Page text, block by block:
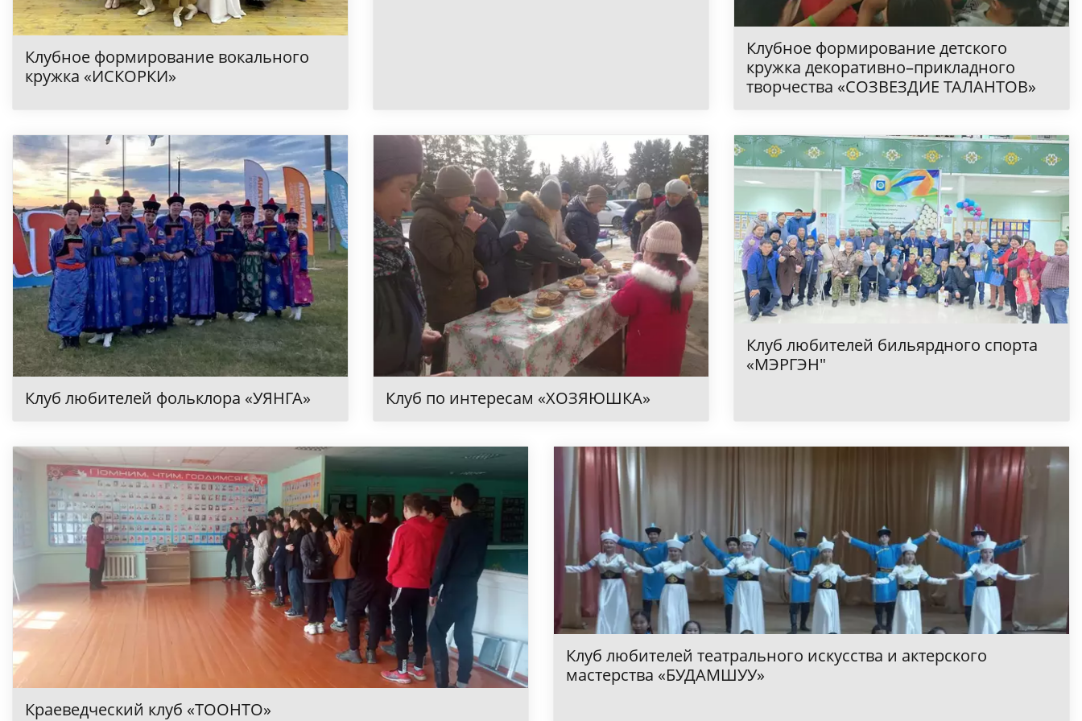
Клубное формирование вокального
кружка «ИСКОРКИ»
Клубное формирование детского
кружка декоративно–прикладного
творчества «СОЗВЕЗДИЕ ТАЛАНТОВ»
Клуб любителей фольклора «УЯНГА» Клуб по интересам «ХОЗЯЮШКА»
Клуб любителей бильярдного спорта
«МЭРГЭН"
Краеведческий клуб «ТООНТО»
Клуб любителей театрального искусства и актерского
мастерства «БУДАМШУУ»